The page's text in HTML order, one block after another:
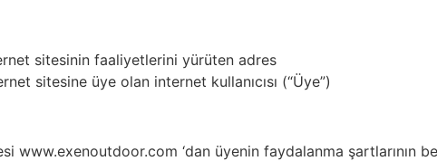
sitesinin faaliyetlerini yürüten adres
sitesine üye olan internet kullanıcısı (“Üye”)
www.exenoutdoor.com ‘dan üyenin faydalanma şartlarının